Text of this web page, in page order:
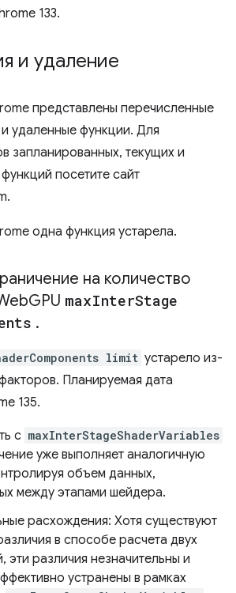
133.
и удаление
представлены перечисленные
удаленные функции. Для
запланированных, текущих и
посетите сайт
одна функция устарела.
на количество
GPU maxInterStage
.
limit устарело из-
Планируемая дата
135.
с maxInterStageShaderVariables
уже выполняет аналогичную
объем данных,
между этапами шейдера.
расхождения: Хотя существуют
в способе расчета двух
эти различия незначительны и
устранены в рамках